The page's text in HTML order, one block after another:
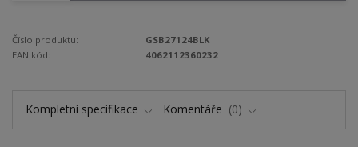
Číslo produktu:
GSB27124BLK
EAN kód:
4062112360232
Kompletní specifikace Komentáře 0